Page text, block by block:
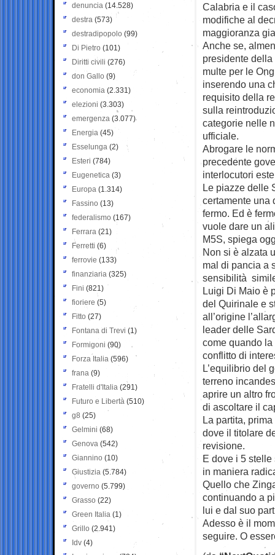
Calabria e il
modifiche al
maggioranza
Anche se,
presidente
multe per le
inserendo una
requisito della
sulla
categorie nelle
ufficiale.
Abrogare le
precedente
interlocutori
Le piazze delle
certamente una
fermo. Ed è
vuole dare un
M5S, spiega
Non si è alzata
mal di pancia a
sensibilità
Luigi Di Maio è
del Quirinale e
all’origine
leader delle
come quando
conflitto di
L’equilibrio del
terreno
aprire un altro
di ascoltare il
La partita,
dove il titolare
revisione.
E dove i 5
in maniera
Quello che
continuando a
lui e dal suo
Adesso è il
seguire. O
denuncia (14.528)
destra (573)
destradipopolo (99)
Di Pietro (101)
Diritti civili (276)
don Gallo (9)
economia (2.331)
elezioni (3.303)
emergenza (3.077)
Energia (45)
Esselunga (2)
Esteri (784)
Eugenetica (3)
Europa (1.314)
Fassino (13)
federalismo (167)
Ferrara (21)
Ferretti (6)
ferrovie (133)
finanziaria (325)
Fini (821)
fioriere (5)
Fitto (27)
Fontana di Trevi (1)
Formigoni (90)
Forza Italia (596)
frana (9)
Fratelli d'Italia (291)
Futuro e Libertà (510)
g8 (25)
Gelmini (68)
Genova (542)
Giannino (10)
Giustizia (5.784)
governo (5.799)
Grasso (22)
Green Italia (1)
Grillo (2.941)
Idv (4)